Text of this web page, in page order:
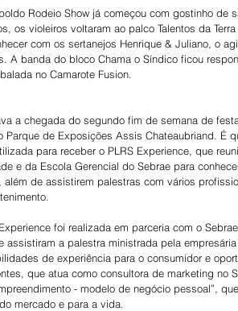
Rodeio Show já começou com gostinho de
os violeiros voltaram ao palco Talentos da
com os sertanejos Henrique & Juliano, o
A banda do bloco Chama o Síndico ficou
no Camarote Fusion.
a chegada do segundo fim de semana de
Parque de Exposições Assis Chateaubriand. É
para receber o PLRS Experience, que
e da Escola Gerencial do Sebrae para
além de assistirem palestras com vários
foi realizada em parceria com o
assistiram a palestra ministrada pela
de experiência para o consumidor e
que atua como consultora de marketing no
- modelo de negócio pessoal”,
mercado e para a vida.